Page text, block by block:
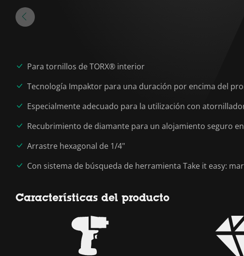
Para tornillos de TORX® interior
Tecnología Impaktor para una duración por encima del
Especialmente adecuado para la utilización con
Recubrimiento de diamante para un alojamiento seguro
Arrastre hexagonal de 1/4"
Con sistema de búsqueda de herramienta Take it easy:
Características del producto